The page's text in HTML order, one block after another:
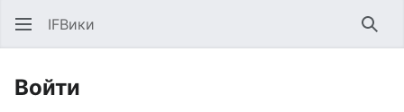
IFВики
Войти